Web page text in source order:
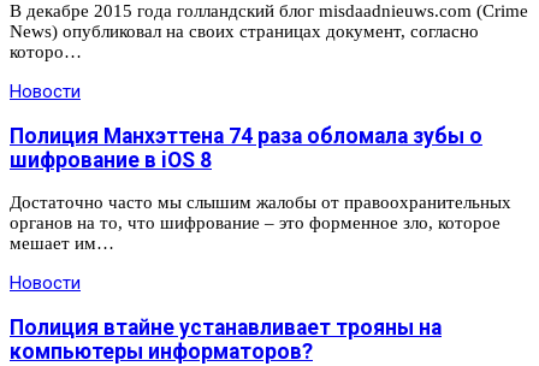
В декабре 2015 года голландский блог misdaadnieuws.com (Crime
News) опубликовал на своих страницах документ, согласно
которо…
Новости
Полиция Манхэттена 74 раза обломала зубы о
шифрование в iOS 8
Достаточно часто мы слышим жалобы от правоохранительных
органов на то, что шифрование – это форменное зло, которое
мешает им…
Новости
Полиция втайне устанавливает трояны на
компьютеры информаторов?